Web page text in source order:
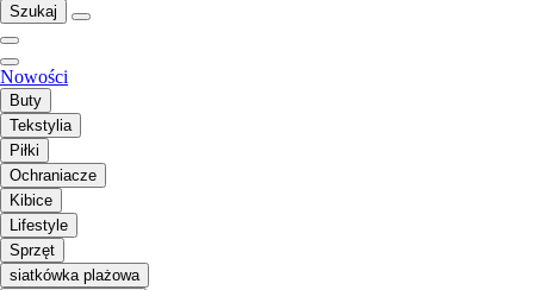
Szukaj
Nowości
Buty
Tekstylia
Piłki
Ochraniacze
Kibice
Lifestyle
Sprzęt
siatkówka plażowa